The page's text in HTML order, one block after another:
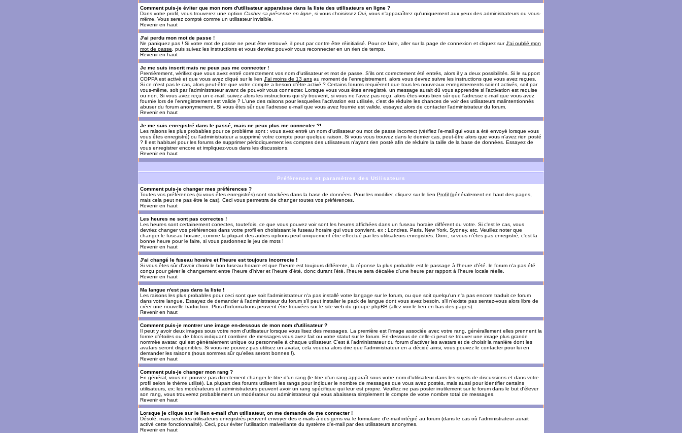
Comment puis-je éviter que mon nom d'utilisateur apparaisse dans la liste des utilisateurs en ligne ?
Dans votre profil, vous trouverez une option Cacher sa présence en ligne , si vous choisissez Oui, vous n'apparaîtrez qu'uniquement aux yeux des administrateurs ou vous-
même. Vous serez compté comme un utilisateur invisible.
Revenir en haut
J'ai perdu mon mot de passe !
Ne paniquez pas ! Si votre mot de passe ne peut être retrouvé, il peut par contre être réinitialisé. Pour ce faire, aller sur la page de connexion et cliquez surJ'ai oublié mon
mot de passe , puis suivez les instructions et vous devriez pouvoir vous reconnecter en un rien de temps.
Revenir en haut
Je me suis inscrit mais ne peux pas me connecter !
Premièrement, vérifiez que vous avez entré correctement vos nom d'utilisateur et mot de passe. S'ils ont correctement été entrés, alors il y a deux possibilités. Si le support
COPPA est activé et que vous avez cliqué sur le lien J'ai moins de 13 ans au moment de l'enregistrement, alors vous devrez suivre les instructions que vous avez reçues.
Si ce n'est pas le cas, alors peut-être que votre compte a besoin d'être activé ? Certains forums requièrent que tous les nouveaux enregistrements soient activés, soit par
vous-même, soit par l'administrateur avant de pouvoir vous connecter. Lorsque vous vous êtes enregistré, un message aurait dû vous apprendre si l'activation est requise
ou non. Si vous avez reçu un e-mail, suivez alors les instructions qui s'y trouvent, si vous ne l'avez pas reçu, alors êtes-vous bien sûr que l'adresse e-mail que vous avez
fournie lors de l'enregistrement est valide ? L'une des raisons pour lesquelles l'activation est utilisée, c'est de réduire les chances de voir des utilisateurs malintentionnés
abuser du forum anonymement. Si vous êtes sûr que l'adresse e-mail que vous avez fournie est valide, essayez alors de contacter l'administrateur du forum.
Revenir en haut
Je me suis enregistré dans le passé, mais ne peux plus me connecter ?!
Les raisons les plus probables pour ce problème sont : vous avez entré un nom d'utilisateur ou mot de passe incorrect (vérifiez l'e-mail qui vous a été envoyé lorsque vous
vous êtes enregistré) ou l'administrateur a supprimé votre compte pour quelque raison. Si vous vous trouvez dans le dernier cas, peut-être alors que vous n'avez rien posté
? Il est habituel pour les forums de supprimer périodiquement les comptes des utilisateurs n'ayant rien posté afin de réduire la taille de la base de données. Essayez de
vous enregistrer encore et impliquez-vous dans les discussions.
Revenir en haut
Préférences et paramètres des Utilisateurs
Comment puis-je changer mes préférences ?
Toutes vos préférences (si vous êtes enregistrés) sont stockées dans la base de données. Pour les modifier, cliquez sur le lien Profil (généralement en haut des pages,
mais cela peut ne pas être le cas). Ceci vous permettra de changer toutes vos préférences.
Revenir en haut
Les heures ne sont pas correctes !
Les heures sont certainement correctes, toutefois, ce que vous pouvez voir sont les heures affichées dans un fuseau horaire différent du votre. Si c'est le cas, vous
devriez changer vos préférences dans votre profil en choisissant le fuseau horaire qui vous convient, ex : Londres, Paris, New York, Sydney, etc. Veuillez noter que
changer le fuseau horaire, comme la plupart des autres options peut uniquement être effectué par les utilisateurs enregistrés. Donc, si vous n'êtes pas enregistré, c'est la
bonne heure pour le faire, si vous pardonnez le jeu de mots !
Revenir en haut
J'ai changé le fuseau horaire et l'heure est toujours incorrecte !
Si vous êtes sûr d'avoir choisi le bon fuseau horaire et que l'heure est toujours différente, la réponse la plus probable est le passage à l'heure d'été. le forum n'a pas été
conçu pour gérer le changement entre l'heure d'hiver et l'heure d'été, donc durant l'été, l'heure sera décalée d'une heure par rapport à l'heure locale réelle.
Revenir en haut
Ma langue n'est pas dans la liste !
Les raisons les plus probables pour ceci sont que soit l'administrateur n'a pas installé votre langage sur le forum, ou que soit quelqu'un n'a pas encore traduit ce forum
dans votre langue. Essayez de demander à l'administrateur du forum s'il peut installer le pack de langue dont vous avez besoin, s'il n'existe pas sentez-vous alors libre de
créer une nouvelle traduction. Plus d'informations peuvent être trouvées sur le site web du groupe phpBB (allez voir le lien en bas des pages).
Revenir en haut
Comment puis-je montrer une image en-dessous de mon nom d'utilisateur ?
Il peut y avoir deux images sous votre nom d'utilisateur lorsque vous lisez des messages. La première est l'image associée avec votre rang, générallement elles prennent la
forme d'étoiles ou de blocs indiquant combien de messages vous avez fait ou votre statut sur le forum. En-dessous de celle-ci peut se trouver une image plus grande
nommée avatar, qui est généralement unique ou personnelle à chaque utilisateur. C'est à l'administrateur du forum d'activer les avatars et de choisir la manière dont les
avatars seront disponibles. Si vous ne pouvez pas utilisez un avatar, cela voudra alors dire que l'administrateur en a décidé ainsi, vous pouvez le contacter pour lui en
demander les raisons (nous sommes sûr qu'elles seront bonnes !).
Revenir en haut
Comment puis-je changer mon rang ?
En général, vous ne pouvez pas directement changer le titre d'un rang (le titre d'un rang apparaît sous votre nom d'utilisateur dans les sujets de discussions et dans votre
profil selon le thème utilisé). La plupart des forums utilisent les rangs pour indiquer le nombre de messages que vous avez postés, mais aussi pour identifier certains
utilisateurs, ex: les modérateurs et administrateurs peuvent avoir un rang spécifique qui leur est propre. Veuillez ne pas poster inutilement sur le forum dans le but d'élever
son rang, vous trouverez probablement un modérateur ou administrateur qui vous abaissera simplement le compte de votre nombre total de messages.
Revenir en haut
Lorsque je clique sur le lien e-mail d'un utilisateur, on me demande de me connecter !
Désolé, mais seuls les utilisateurs enregistrés peuvent envoyer des e-mails à des gens via le formulaire d'e-mail intégré au forum (dans le cas où l'administrateur aurait
activé cette fonctionnalité). Ceci, pour éviter l'utilisation malveillante du système d'e-mail par des utilisateurs anonymes.
Revenir en haut